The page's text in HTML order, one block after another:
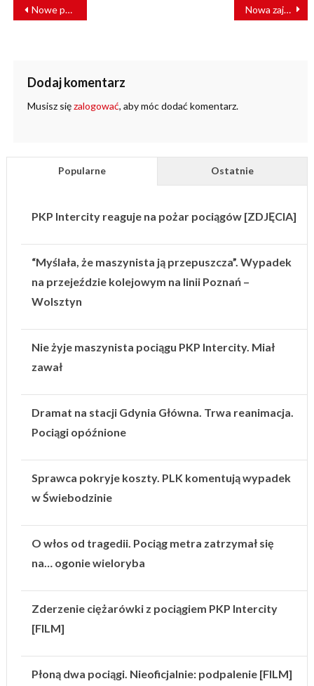
WPISU
Nowe połączenie Wielunia z Łodzią Nowa zajezdnia kolejowa Siemens
Dodaj komentarz
Musisz sięzalogować, aby móc dodać komentarz.
Popularne Ostatnie
PKP Intercity reaguje na pożar pociągów [ZDJĘCIA]
“Myślała, że maszynista ją przepuszcza”. Wypadek
na przejeździe kolejowym na linii Poznań –
Wolsztyn
Nie żyje maszynista pociągu PKP Intercity. Miał
zawał
Dramat na stacji Gdynia Główna. Trwa reanimacja.
Pociągi opóźnione
Sprawca pokryje koszty. PLK komentują wypadek
w Świebodzinie
O włos od tragedii. Pociąg metra zatrzymał się
na… ogonie wieloryba
Zderzenie ciężarówki z pociągiem PKP Intercity
[FILM]
Płoną dwa pociągi. Nieoficjalnie: podpalenie [FILM]